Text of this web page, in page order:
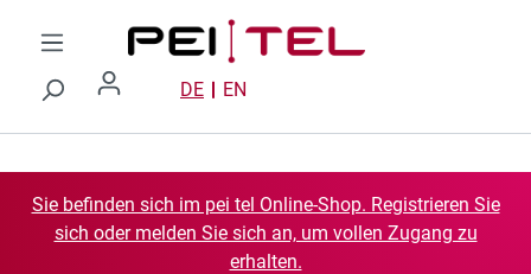
Zum Hauptinhalt springen
DE EN
Sie befinden sich im pei tel Online-Shop. Registrieren Sie
sich oder melden Sie sich an, um vollen Zugang zu
erhalten.